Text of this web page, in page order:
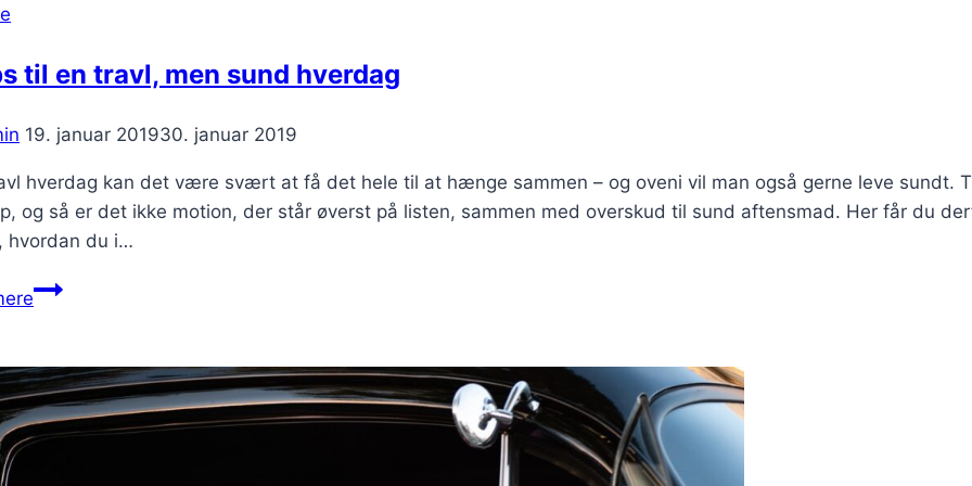
til en travl, men sund hverdag
19. januar 201930. januar 2019
hverdag kan det være svært at få det hele til at hænge sammen – og oveni vil man også gerne leve sundt.
og så er det ikke motion, der står øverst på listen, sammen med overskud til sund aftensmad. Her får du
hvordan du i…
3
en
travl,
men